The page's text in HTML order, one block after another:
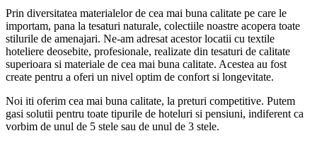
Prin diversitatea materialelor de cea mai buna calitate pe care le
importam, pana la tesaturi naturale, colectiile noastre acopera toate
stilurile de amenajari. Ne-am adresat acestor locatii cu textile
hoteliere deosebite, profesionale, realizate din tesaturi de calitate
superioara si materiale de cea mai buna calitate. Acestea au fost
create pentru a oferi un nivel optim de confort si longevitate.
Noi iti oferim cea mai buna calitate, la preturi competitive. Putem
gasi solutii pentru toate tipurile de hoteluri si pensiuni, indiferent ca
vorbim de unul de 5 stele sau de unul de 3 stele.